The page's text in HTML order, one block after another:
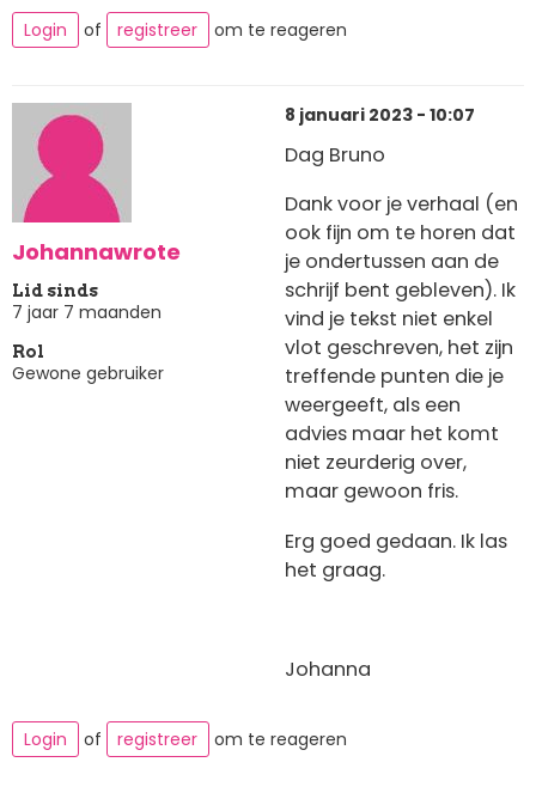
Login of registreer om te reageren
Johannawrote
Lid sinds
7 jaar 7 maanden
Rol
Gewone gebruiker
8 januari 2023 - 10:07
Dag Bruno
Dank voor je verhaal (en
ook fijn om te horen dat
je ondertussen aan de
schrijf bent gebleven). Ik
vind je tekst niet enkel
vlot geschreven, het zijn
treffende punten die je
weergeeft, als een
advies maar het komt
niet zeurderig over,
maar gewoon fris.
Erg goed gedaan. Ik las
het graag.
Johanna
Login of registreer om te reageren